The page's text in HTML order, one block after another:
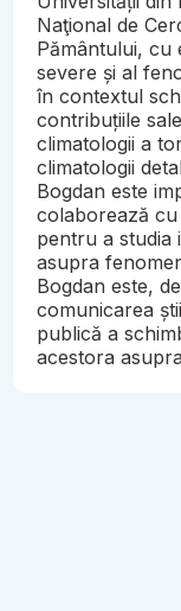
Naţional de
Pământului,
severe și al
în contextul
contribuțiile
climatologii a
climatologii
Bogdan este
colaborează cu
pentru a studia
asupra
Bogdan este,
comunicarea
publică a
acestora